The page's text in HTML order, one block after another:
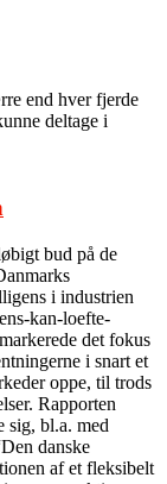
end hver fjerde
deltage i
bud på de
i industrien
kan-loefte-
det fokus
i snart et
oppe, til trods
Rapporten
sig, bl.a. med
danske
af et fleksibelt